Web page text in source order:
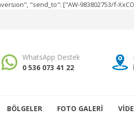
"send_to": ["AW-983802753/f-
WhatsApp Destek
0 536 073 41 22
BÖLGELER FOTO GALERİ